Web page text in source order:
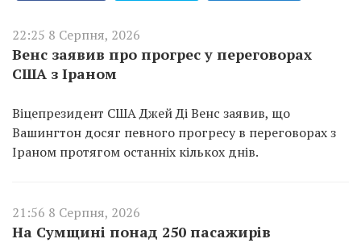
22:25 8 Серпня, 2026
Венс заявив про прогрес у переговорах
США з Іраном
Віцепрезидент США Джей Ді Венс заявив, що
Вашингтон досяг певного прогресу в переговорах з
Іраном протягом останніх кількох днів.
21:56 8 Серпня, 2026
На Сумщині понад 250 пасажирів